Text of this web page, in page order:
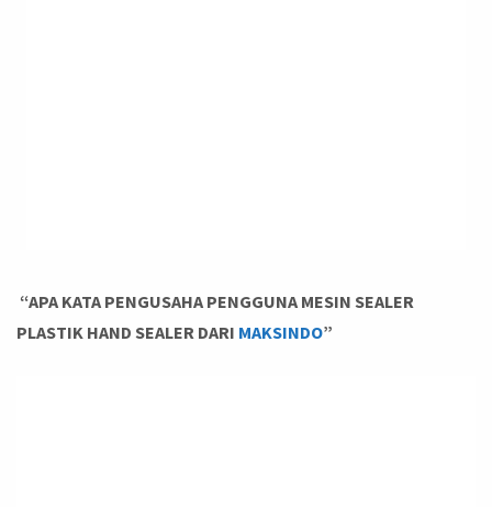
“APA KATA PENGUSAHA PENGGUNA MESIN SEALER
PLASTIK HAND SEALER DARI MAKSINDO”